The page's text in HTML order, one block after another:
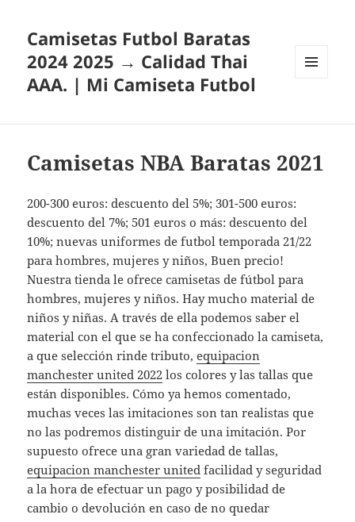
Camisetas Futbol Baratas
2024 2025 → Calidad Thai
AAA. | Mi Camiseta Futbol
Camisetas NBA Baratas 2021
200-300 euros: descuento del 5%; 301-500 euros:
descuento del 7%; 501 euros o más: descuento del
10%; nuevas uniformes de futbol temporada 21/22
para hombres, mujeres y niños, Buen precio!
Nuestra tienda le ofrece camisetas de fútbol para
hombres, mujeres y niños. Hay mucho material de
niños y niñas. A través de ella podemos saber el
material con el que se ha confeccionado la camiseta,
a que selección rinde tributo,equipacion
manchester united 2022 los colores y las tallas que
están disponibles. Cómo ya hemos comentado,
muchas veces las imitaciones son tan realistas que
no las podremos distinguir de una imitación. Por
supuesto ofrece una gran variedad de tallas,
equipacion manchester united facilidad y seguridad
a la hora de efectuar un pago y posibilidad de
cambio o devolución en caso de no quedar